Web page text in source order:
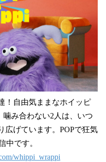
！自由気ままなホイッピ
み合わない2人は、いつ
広げています。POPで狂気
中です。
whippi_wrappi